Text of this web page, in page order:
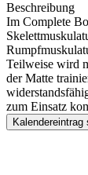
Beschreibung
Im Complete
Teilweise wird
der Matte
zum Einsatz
Kalendereintrag